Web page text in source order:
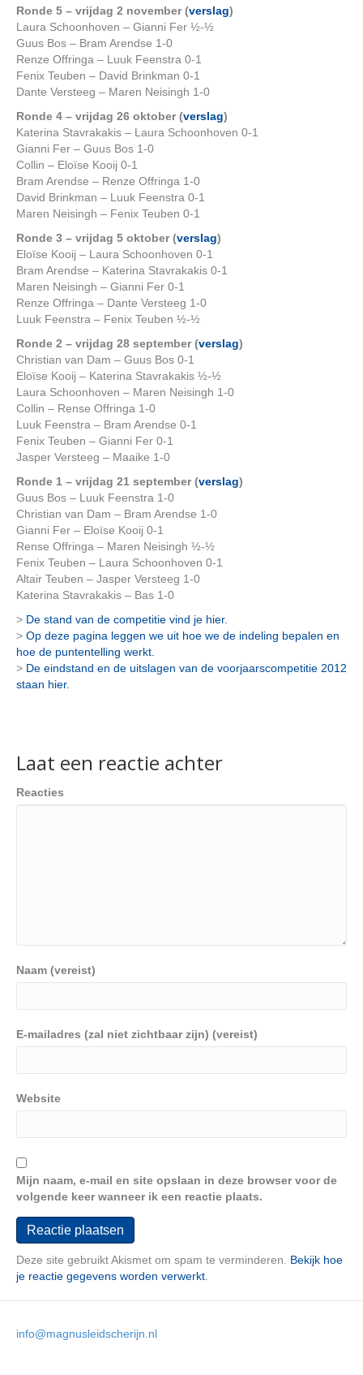
Ronde 5 – vrijdag 2 november (verslag)
Laura Schoonhoven – Gianni Fer ½-½
Guus Bos – Bram Arendse 1-0
Renze Offringa – Luuk Feenstra 0-1
Fenix Teuben – David Brinkman 0-1
Dante Versteeg – Maren Neisingh 1-0
Ronde 4 – vrijdag 26 oktober (verslag)
Katerina Stavrakakis – Laura Schoonhoven 0-1
Gianni Fer – Guus Bos 1-0
Collin – Eloïse Kooij 0-1
Bram Arendse – Renze Offringa 1-0
David Brinkman – Luuk Feenstra 0-1
Maren Neisingh – Fenix Teuben 0-1
Ronde 3 – vrijdag 5 oktober (verslag)
Eloïse Kooij – Laura Schoonhoven 0-1
Bram Arendse – Katerina Stavrakakis 0-1
Maren Neisingh – Gianni Fer 0-1
Renze Offringa – Dante Versteeg 1-0
Luuk Feenstra – Fenix Teuben ½-½
Ronde 2 – vrijdag 28 september (verslag)
Christian van Dam – Guus Bos 0-1
Eloïse Kooij – Katerina Stavrakakis ½-½
Laura Schoonhoven – Maren Neisingh 1-0
Collin – Rense Offringa 1-0
Luuk Feenstra – Bram Arendse 0-1
Fenix Teuben – Gianni Fer 0-1
Jasper Versteeg – Maaike 1-0
Ronde 1 – vrijdag 21 september (verslag)
Guus Bos – Luuk Feenstra 1-0
Christian van Dam – Bram Arendse 1-0
Gianni Fer – Eloïse Kooij 0-1
Rense Offringa – Maren Neisingh ½-½
Fenix Teuben – Laura Schoonhoven 0-1
Altair Teuben – Jasper Versteeg 1-0
Katerina Stavrakakis – Bas 1-0
> De stand van de competitie vind je hier.
> Op deze pagina leggen we uit hoe we de indeling bepalen en
hoe de puntentelling werkt.
> De eindstand en de uitslagen van de voorjaarscompetitie 2012
staan hier.
Laat een reactie achter
Reacties
Naam (vereist)
E-mailadres (zal niet zichtbaar zijn) (vereist)
Website
Mijn naam, e-mail en site opslaan in deze browser voor de
volgende keer wanneer ik een reactie plaats.
Deze site gebruikt Akismet om spam te verminderen. Bekijk hoe
je reactie gegevens worden verwerkt
info@magnusleidscherijn.nl